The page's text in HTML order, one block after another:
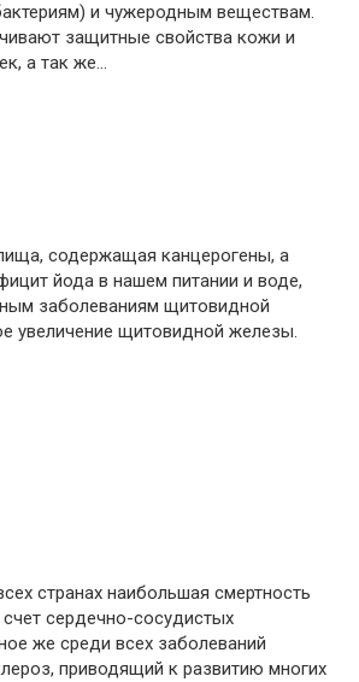
и чужеродным веществам.
защитные свойства кожи и
а так же…
содержащая канцерогены, а
йода в нашем питании и воде,
заболеваниям щитовидной
увеличение щитовидной железы.
странах наибольшая смертность
сердечно-сосудистых
же среди всех заболеваний
приводящий к развитию многих